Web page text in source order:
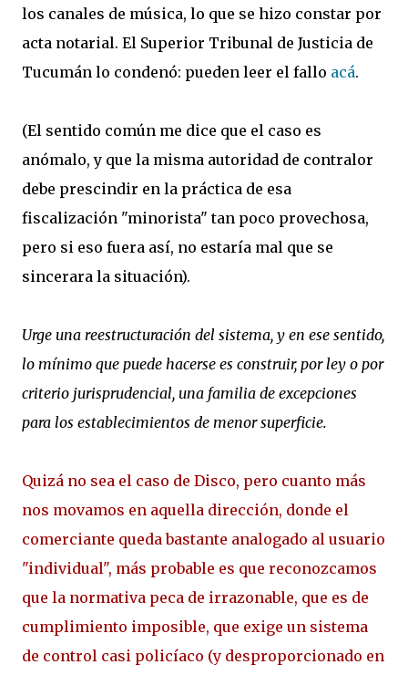
los canales de música, lo que se hizo constar por
acta notarial. El Superior Tribunal de Justicia de
Tucumán lo condenó: pueden leer el fallo acá.
(El sentido común me dice que el caso es
anómalo, y que la misma autoridad de contralor
debe prescindir en la práctica de esa
fiscalización "minorista" tan poco provechosa,
pero si eso fuera así, no estaría mal que se
sincerara la situación).
Urge una reestructuración del sistema, y en ese sentido,
lo mínimo que puede hacerse es construir, por ley o por
criterio jurisprudencial, una familia de excepciones
para los establecimientos de menor superficie.
Quizá no sea el caso de Disco, pero cuanto más
nos movamos en aquella dirección, donde el
comerciante queda bastante analogado al usuario
"individual", más probable es que reconozcamos
que la normativa peca de irrazonable, que es de
cumplimiento imposible, que exige un sistema
de control casi policíaco (y desproporcionado en